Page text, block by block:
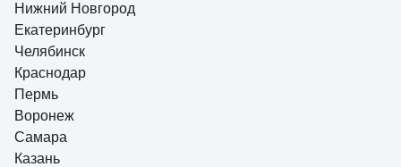
25 отзывов
Отзыв о Ostendorf 110х2000 мм
Андрей К.
Главное крепкая и гладкая внутри.
Нижний Новгород
Екатеринбург
Челябинск
Краснодар
Пермь
Воронеж
Самара
Казань